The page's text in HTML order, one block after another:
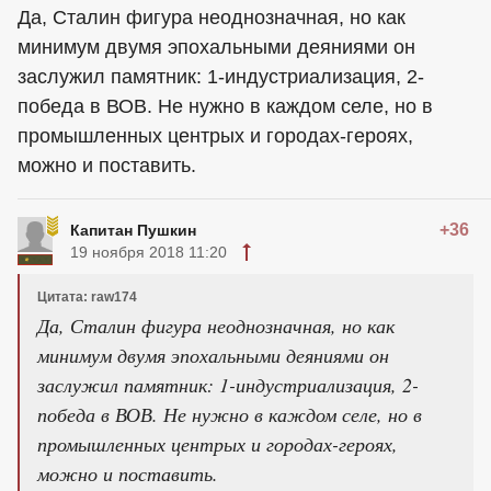
Да, Сталин фигура неоднозначная, но как
минимум двумя эпохальными деяниями он
заслужил памятник: 1-индустриализация, 2-
победа в ВОВ. Не нужно в каждом селе, но в
промышленных центрых и городах-героях,
можно и поставить.
Капитан Пушкин +36
19 ноября 2018 11:20
Цитата: raw174
Да, Сталин фигура неоднозначная, но как
минимум двумя эпохальными деяниями он
заслужил памятник: 1-индустриализация, 2-
победа в ВОВ. Не нужно в каждом селе, но в
промышленных центрых и городах-героях,
можно и поставить.